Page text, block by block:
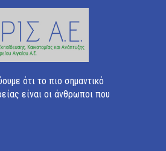
ότι το πιο σημαντικό
είναι οι άνθρωποι που